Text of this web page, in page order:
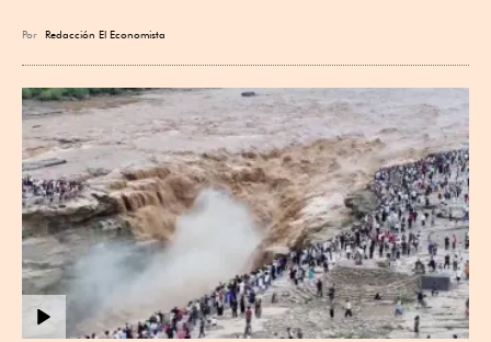
Por Redacción El Economista